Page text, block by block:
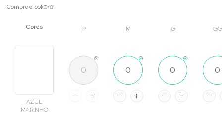
Compre o look
P M G GG
AZUL
MARINHO